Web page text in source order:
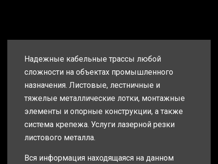
Надежные кабельные трассы любой
сложности на объектах промышленного
назначения. Листовые, лестничные и
тяжелые металлические лотки, монтажные
элементы и опорные конструкции, а также
система крепежа. Услуги лазерной резки
листового металла.
Вся информация находящаяся на данном